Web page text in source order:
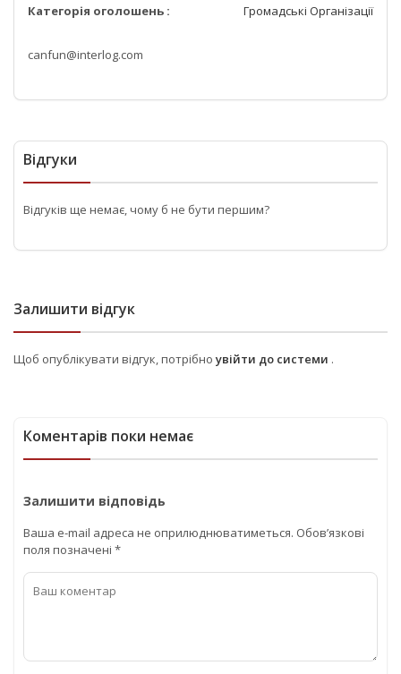
Категорія оголошень : Громадські Організації
canfun@interlog.com
Відгуки
Відгуків ще немає, чому б не бути першим?
Залишити відгук
Щоб опублікувати відгук, потрібно увійти до системи .
Коментарів поки немає
Залишити відповідь
Ваша e-mail адреса не оприлюднюватиметься. Обов’язкові
поля позначені *